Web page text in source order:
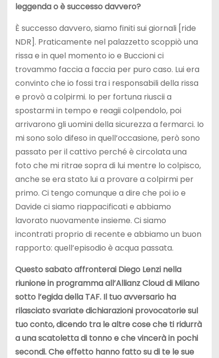
leggenda o è successo davvero?
È successo davvero, siamo finiti sui giornali [ride
NDR]. Praticamente nel palazzetto scoppiò una
rissa e in quel momento io e Buccioni ci
trovammo faccia a faccia per puro caso. Lui era
convinto che io fossi tra i responsabili della rissa
e provò a colpirmi. Io per fortuna riuscii a
spostarmi in tempo e reagii colpendolo, poi
arrivarono gli uomini della sicurezza a fermarci. Io
mi sono solo difeso in quell’occasione, però sono
passato per il cattivo perché è circolata una
foto che mi ritrae sopra di lui mentre lo colpisco,
anche se era stato lui a provare a colpirmi per
primo. Ci tengo comunque a dire che poi io e
Davide ci siamo riappacificati e abbiamo
lavorato nuovamente insieme. Ci siamo
incontrati proprio di recente e abbiamo un buon
rapporto: quell’episodio è acqua passata.
Questo sabato affronterai Diego Lenzi nella
riunione in programma all’Allianz Cloud di Milano
sotto l’egida della TAF. Il tuo avversario ha
rilasciato svariate dichiarazioni provocatorie sul
tuo conto, dicendo tra le altre cose che ti ridurrà
a una scatoletta di tonno e che vincerà in pochi
secondi. Che effetto hanno fatto su di te le sue